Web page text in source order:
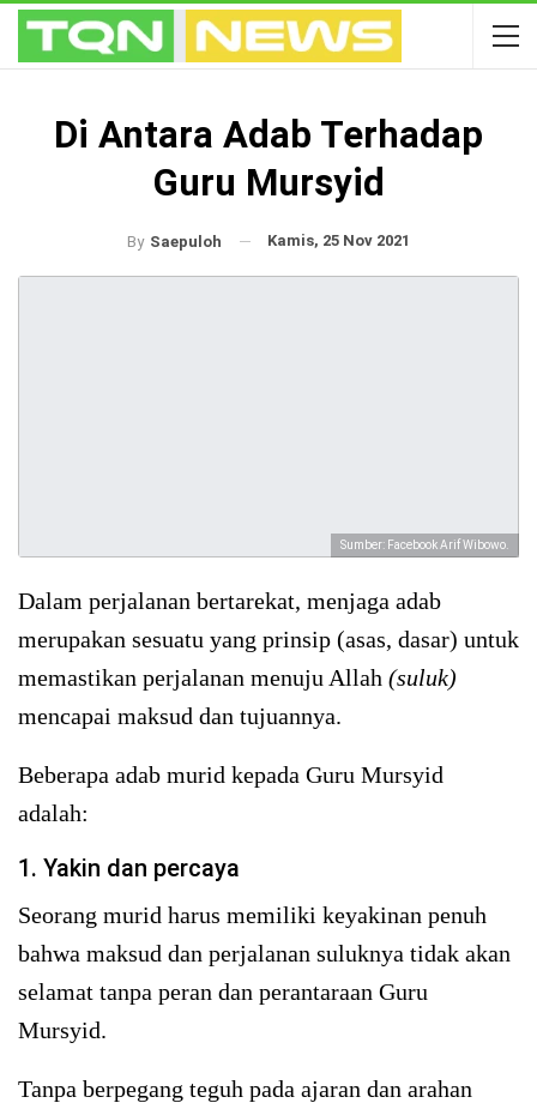
Di Antara Adab Terhadap
Guru Mursyid
By Saepuloh Kamis, 25 Nov 2021
Sumber: Facebook Arif Wibowo.
Dalam perjalanan bertarekat, menjaga adab
merupakan sesuatu yang prinsip (asas, dasar) untuk
memastikan perjalanan menuju Allah (suluk)
mencapai maksud dan tujuannya.
Beberapa adab murid kepada Guru Mursyid
adalah:
1. Yakin dan percaya
Seorang murid harus memiliki keyakinan penuh
bahwa maksud dan perjalanan suluknya tidak akan
selamat tanpa peran dan perantaraan Guru
Mursyid.
Tanpa berpegang teguh pada ajaran dan arahan